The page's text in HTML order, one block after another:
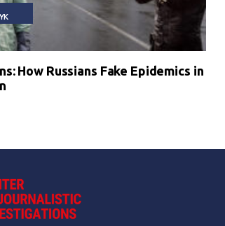
How Russians Fake Epidemics in